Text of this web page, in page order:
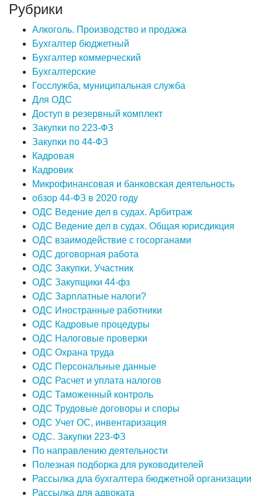
Рубрики
Алкоголь. Производство и продажа
Бухгалтер бюджетный
Бухгалтер коммерческий
Бухгалтерские
Госслужба, муниципальная служба
Для ОДС
Доступ в резервный комплект
Закупки по 223-ФЗ
Закупки по 44-ФЗ
Кадровая
Кадровик
Микрофинансовая и банковская деятельность
обзор 44-ФЗ в 2020 году
ОДС Ведение дел в судах. Арбитраж
ОДС Ведение дел в судах. Общая юрисдикция
ОДС взаимодействие с госорганами
ОДС договорная работа
ОДС Закупки. Участник
ОДС Закупщики 44-фз
ОДС Зарплатные налоги?
ОДС Иностранные работники
ОДС Кадровые процедуры
ОДС Налоговые проверки
ОДС Охрана труда
ОДС Персональные данные
ОДС Расчет и уплата налогов
ОДС Таможенный контроль
ОДС Трудовые договоры и споры
ОДС Учет ОС, инвентаризация
ОДС. Закупки 223-ФЗ
По направлению деятельности
Полезная подборка для руководителей
Рассылка дла бухгалтера бюджетной организации
Рассылка для адвоката